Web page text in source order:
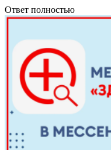
Ответ полностью